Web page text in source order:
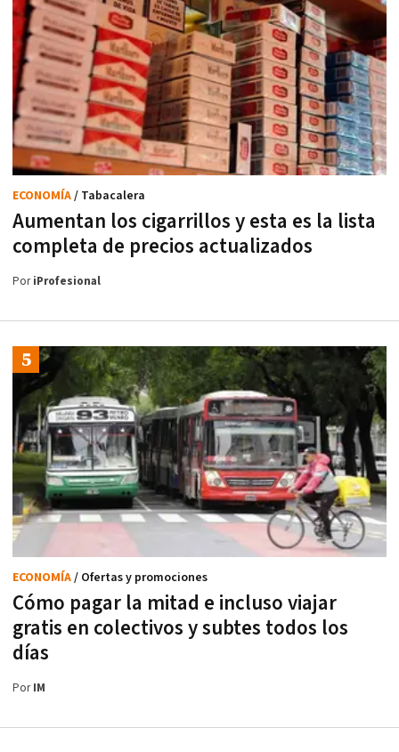
Aumentan los cigarrillos y esta es la lista
completa de precios actualizados
ECONOMÍA/ Tabacalera
PoriProfesional
Cómo pagar la mitad e incluso viajar
gratis en colectivos y subtes todos los
días
ECONOMÍA/ Ofertas y promociones
PorIM